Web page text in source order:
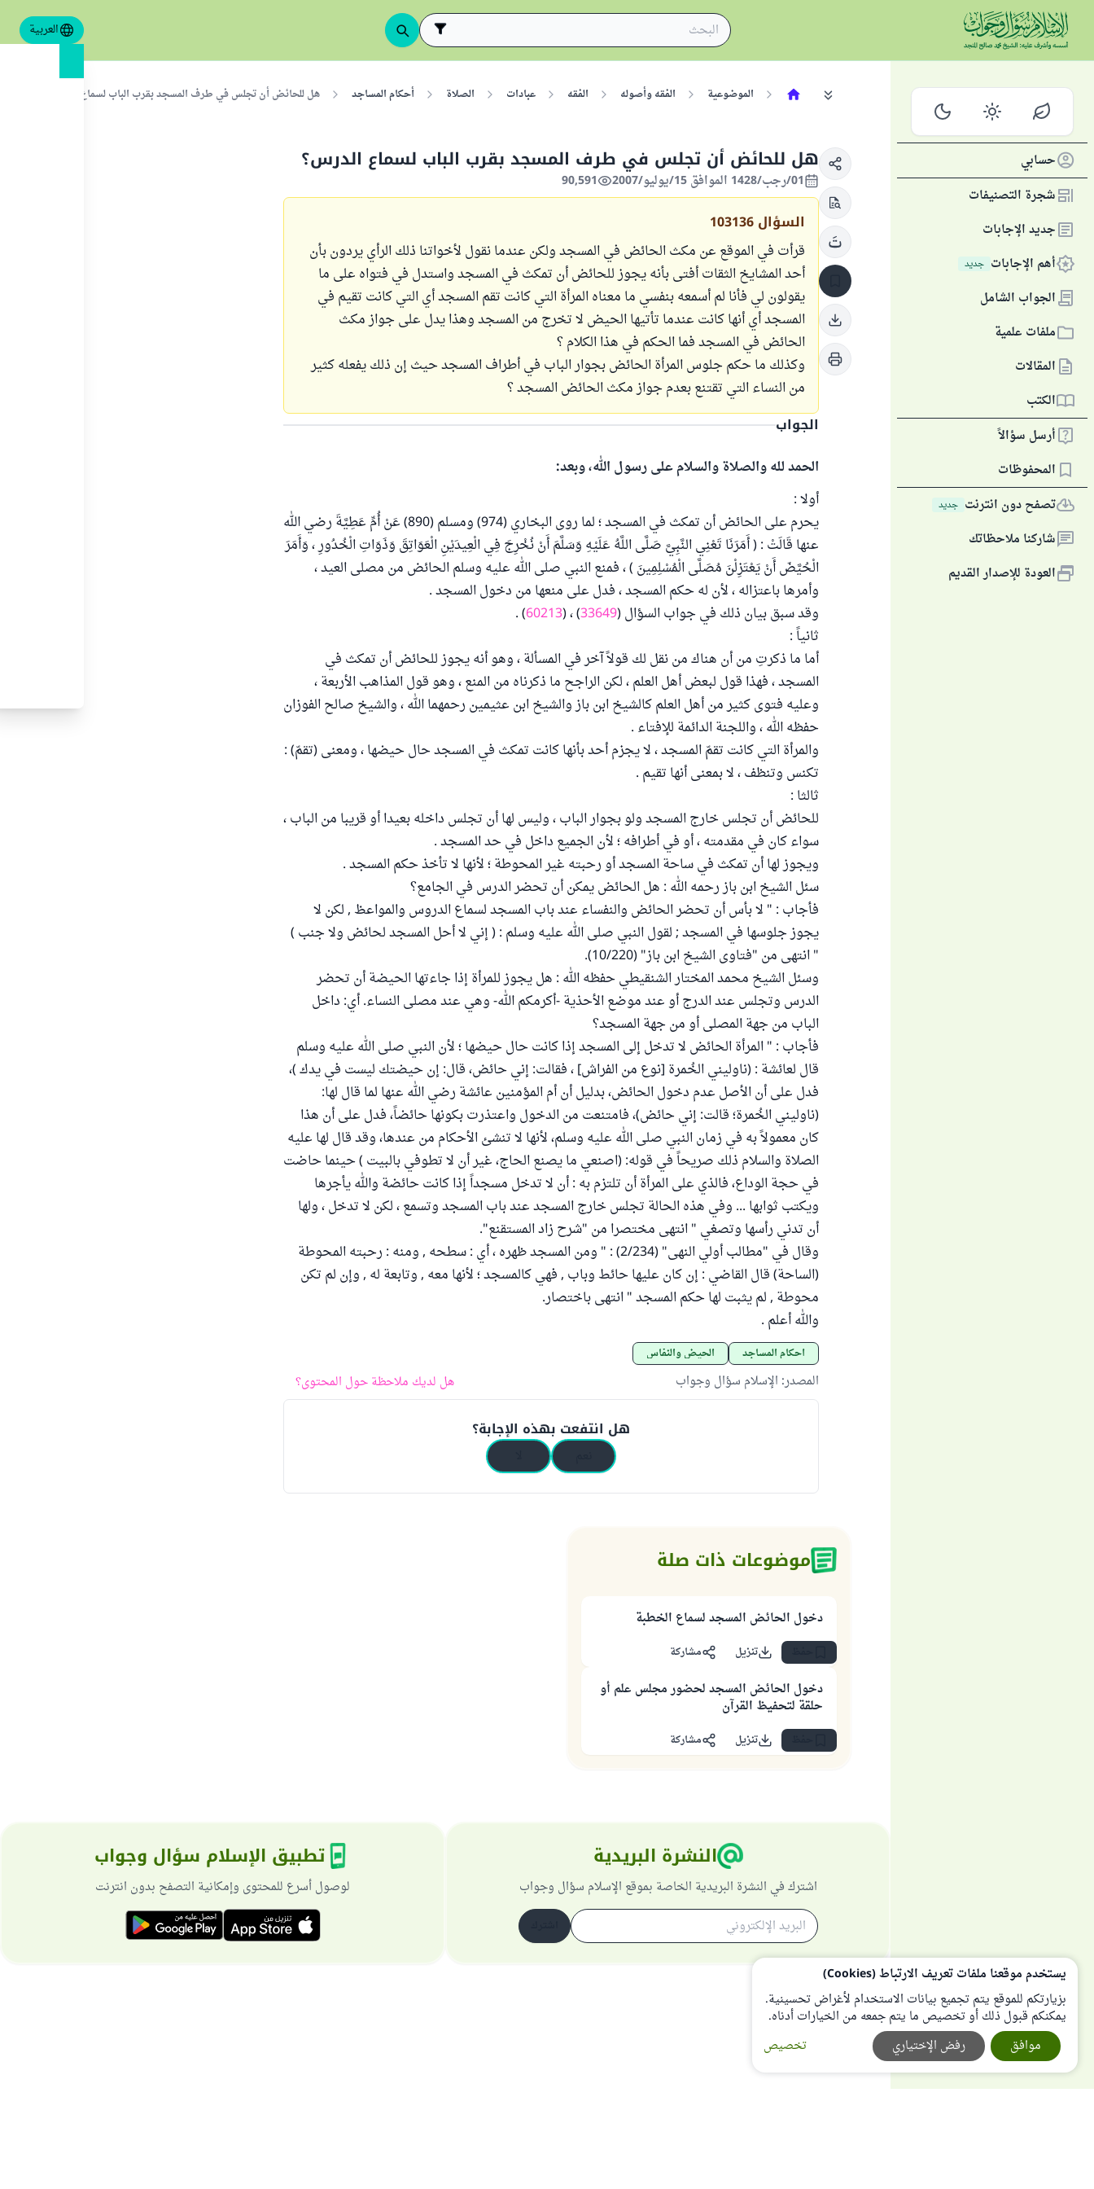
العربية
حسابي
شجرة التصنيفات
جديد الإجابات
أهم الإجابات جديد
الجواب الشامل
ملفات علمية
المقالات
الكتب
أرسل سؤالاً
المحفوظات
تصفح دون انترنت جديد
شاركنا ملاحظاتك
العودة للإصدار القديم
الموضوعية الفقه وأصوله الفقه عبادات الصلاة أحكام المساجد هل للحائض أن تجلس في طرف المسجد بقرب الباب لسماع الدرس؟
هل للحائض أن تجلس في طرف المسجد بقرب الباب لسماع الدرس؟
01/رجب/1428 الموافق 15/يوليو/2007 90,591
السؤال 103136
قرأت في الموقع عن مكث الحائض في المسجد ولكن عندما نقول لأخواتنا ذلك الرأي يردون بأن
أحد المشايخ الثقات أفتى بأنه يجوز للحائض أن تمكث في المسجد واستدل في فتواه على ما
يقولون لي فأنا لم أسمعه بنفسي ما معناه المرأة التي كانت تقم المسجد أي التي كانت تقيم في
المسجد أي أنها كانت عندما تأتيها الحيض لا تخرج من المسجد وهذا يدل على جواز مكث
الحائض في المسجد فما الحكم في هذا الكلام ؟
وكذلك ما حكم جلوس المرأة الحائض بجوار الباب في أطراف المسجد حيث إن ذلك يفعله كثير
من النساء التي تقتنع بعدم جواز مكث الحائض المسجد ؟
الجواب
الحمد لله والصلاة والسلام على رسول الله، وبعد:
أولا :
يحرم على الحائض أن تمكث في المسجد ؛ لما روى البخاري (974) ومسلم (890) عَنْ أُمِّ عَطِيَّةَ رضي الله
عنها قَالَتْ : ( أَمَرَنَا تَعْنِي النَّبِيَّ صَلَّى اللَّهُ عَلَيْهِ وَسَلَّمَ أَنْ نُخْرِجَ فِي الْعِيدَيْنِ الْعَوَاتِقَ وَذَوَاتِ الْخُدُورِ ، وَأَمَرَ
الْحُيَّضَ أَنْ يَعْتَزِلْنَ مُصَلَّى الْمُسْلِمِينَ ) ، فمنع النبي صلى الله عليه وسلم الحائض من مصلى العيد ،
وأمرها باعتزاله ، لأن له حكم المسجد ، فدل على منعها من دخول المسجد .
وقد سبق بيان ذلك في جواب السؤال (33649) ، (60213
) .
ثانياً :
أما ما ذكرتِ من أن هناك من نقل لك قولاً آخر في المسألة ، وهو أنه يجوز للحائض أن تمكث في
المسجد ، فهذا قول لبعض أهل العلم ، لكن الراجح ما ذكرناه من المنع ، وهو قول المذاهب الأربعة ،
وعليه فتوى كثير من أهل العلم كالشيخ ابن باز والشيخ ابن عثيمين رحمهما الله ، والشيخ صالح الفوزان
حفظه الله ، واللجنة الدائمة للإفتاء .
والمرأة التي كانت تقمّ المسجد ، لا يجزم أحد بأنها كانت تمكث في المسجد حال حيضها ، ومعنى (تقمّ) :
تكنس وتنظف ، لا بمعنى أنها تقيم .
ثالثا :
للحائض أن تجلس خارج المسجد ولو بجوار الباب ، وليس لها أن تجلس داخله بعيدا أو قريبا من الباب ،
سواء كان في مقدمته ، أو في أطرافه ؛ لأن الجميع داخل في حد المسجد .
ويجوز لها أن تمكث في ساحة المسجد أو رحبته غير المحوطة ؛ لأنها لا تأخذ حكم المسجد .
سئل الشيخ ابن باز رحمه الله : هل الحائض يمكن أن تحضر الدرس في الجامع؟
فأجاب : " لا بأس أن تحضر الحائض والنفساء عند باب المسجد لسماع الدروس والمواعظ , لكن لا
يجوز جلوسها في المسجد ; لقول النبي صلى الله عليه وسلم : ( إني لا أحل المسجد لحائض ولا جنب )
" انتهى من "فتاوى الشيخ ابن باز" (10/220).
وسئل الشيخ محمد المختار الشنقيطي حفظه الله : هل يجوز للمرأة إذا جاءتها الحيضة أن تحضر
الدرس وتجلس عند الدرج أو عند موضع الأحذية -أكرمكم الله- وهي عند مصلى النساء. أي: داخل
الباب من جهة المصلى أو من جهة المسجد؟
فأجاب : " المرأة الحائض لا تدخل إلى المسجد إذا كانت حال حيضها ؛ لأن النبي صلى الله عليه وسلم
قال لعائشة : (ناوليني الخُمرة [نوع من الفراش] ، فقالت: إني حائض، قال: إن حيضتك ليست في يدك )،
فدل على أن الأصل عدم دخول الحائض، بدليل أن أم المؤمنين عائشة رضي الله عنها لما قال لها:
(ناوليني الخُمرة؛ قالت: إني حائض)، فامتنعت من الدخول واعتذرت بكونها حائضاً، فدل على أن هذا
كان معمولاً به في زمان النبي صلى الله عليه وسلم، لأنها لا تنشئ الأحكام من عندها، وقد قال لها عليه
الصلاة والسلام ذلك صريحاً في قوله: (اصنعي ما يصنع الحاج، غير أن لا تطوفي بالبيت ) حينما حاضت
في حجة الوداع، فالذي على المرأة أن تلتزم به : أن لا تدخل مسجداً إذا كانت حائضة والله يأجرها
ويكتب ثوابها ... وفي هذه الحالة تجلس خارج المسجد عند باب المسجد وتسمع ، لكن لا تدخل ، ولها
أن تدني رأسها وتصغي " انتهى مختصرا من "شرح زاد المستقنع".
وقال في "مطالب أولي النهى" (2/234) : " ومن المسجد ظهره ، أي : سطحه , ومنه : رحبته المحوطة
(الساحة) قال القاضي : إن كان عليها حائط وباب , فهي كالمسجد ؛ لأنها معه , وتابعة له , وإن لم تكن
محوطة , لم يثبت لها حكم المسجد " انتهى باختصار.
والله أعلم .
أحكام المساجد الحيض والنفاس
المصدر: الإسلام سؤال وجواب هل لديك ملاحظة حول المحتوى؟
هل انتفعت بهذه الإجابة؟
موضوعات ذات صلة
دخول الحائض المسجد لسماع الخطبة
تنزيل مشاركة
دخول الحائض المسجد لحضور مجلس علم أو
حلقة لتحفيظ القرآن
تنزيل مشاركة
النشرة البريدية
اشترك في النشرة البريدية الخاصة بموقع الإسلام سؤال وجواب
تطبيق الإسلام سؤال وجواب
لوصول أسرع للمحتوى وإمكانية التصفح بدون انترنت
يستخدم موقعنا ملفات تعريف الارتباط (Cookies)
بزيارتكم للموقع يتم تجميع بيانات الاستخدام لأغراض تحسينية.
يمكنكم قبول ذلك أو تخصيص ما يتم جمعه من الخيارات أدناه.
تخصيص
رفض الإختياري موافق